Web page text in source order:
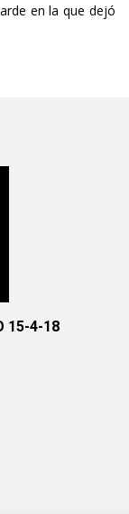
en la que dejó
15-4-18